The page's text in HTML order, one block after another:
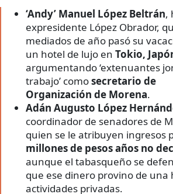
‘Andy’ Manuel López Beltrán,
expresidente López Obrador,
mediados de año pasó su
un hotel de lujo en Tokio,
argumentando ‘extenuantes
trabajo’ comosecretario de
Organización de Morena.
Adán Augusto López
coordinador de senadores de
quien se le atribuyen ingresos
millones de pesos años no
aunque el tabasqueño se
que ese dinero provino de una
actividades privadas.